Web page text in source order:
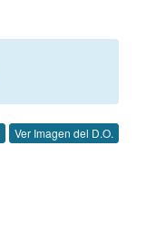
Ver Imagen del D.O.